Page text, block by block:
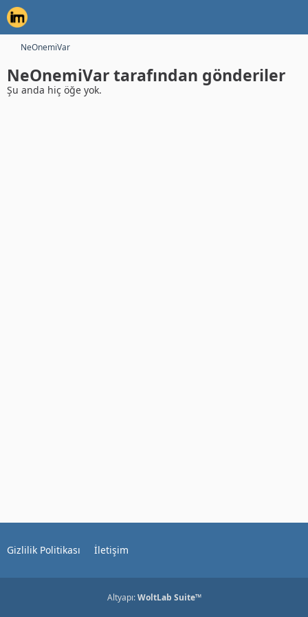
NeOnemiVar
NeOnemiVar tarafından gönderiler
Şu anda hiç öğe yok.
Gizlilik Politikası İletişim
Altyapı:WoltLab Suite™